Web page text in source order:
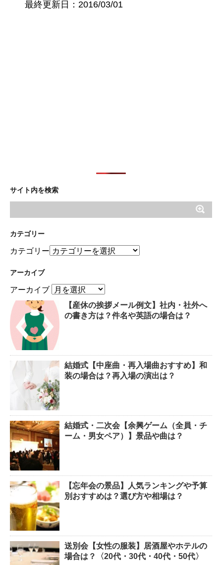
最終更新日：2016/03/01
サイト内を検索
カテゴリー
カテゴリー
アーカイブ
アーカイブ
【産休の挨拶メール例文】社内・社外へ
の書き方は？件名や英語の場合は？
結婚式【中座曲・再入場曲おすすめ】和
装の場合は？再入場の演出は？
結婚式・二次会【余興ゲーム（全員・チ
ーム・男女ペア）】景品や曲は？
【忘年会の景品】人気ランキングや予算
別おすすめは？選び方や相場は？
送別会【女性の服装】居酒屋やホテルの
場合は？〈20代・30代・40代・50代〉